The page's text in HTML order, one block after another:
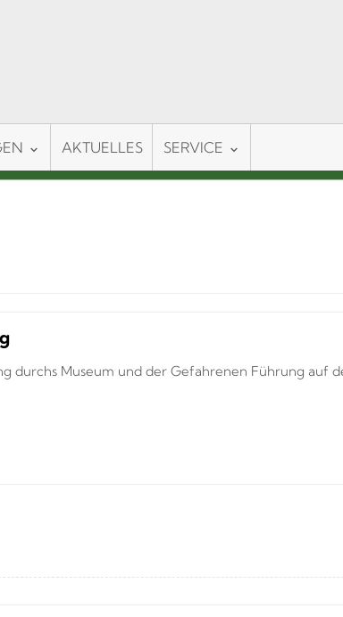
AKTUELLES SERVICE
durchs Museum und der Gefahrenen Führung auf